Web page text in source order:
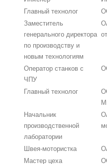
Главный технолог
Заместитель
генерального директора
по производству и
новым технологиям
Оператор станков с
ЧПУ
Главный технолог
Начальник
производственной
лаборатории
Швея-мотористка
Мастер цеха